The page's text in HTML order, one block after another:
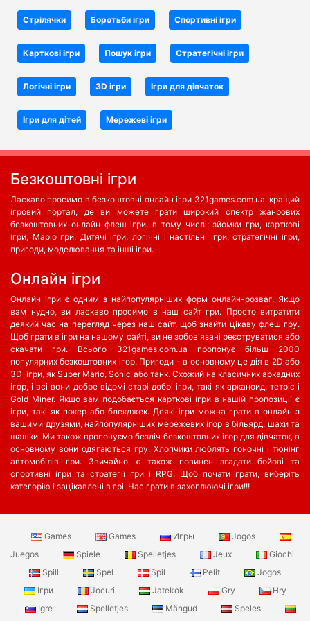
Стрілячки Боротьби iгри Спортивні ігри
Карткові ігри Пошук ігри Стратегічні ігри
Логічні ігри 3D ігри Ігри для дівчаток
Ігри для дітей Мережеві ігри
Безкоштовні ігри
Ласкаво просимо в безкоштовні онлайн ігри 321games.com.ua, кращий
ігровий портал, де ви можете грати широкий спектр жанрових
безкоштовних онлайн флеш ігри, в тому числі: зйомки гри, карткові
ігри, Маріо гри, Дитячі ігри, логічні і настільні ігри, стратегічні ігри,
пригоди, моделювання та інші ігри.
Oнлайн ігри
Онлайн ігри є одним з найпопулярніших форм онлайн-розваг. Якщо
вам нудно, ви ласкаво просимо в наш сайт гри. Просто витратити
деякий час на перегляд через наш сайт, щоб знайти цікаву флеш гру.
Щоб грати в ігри на нашому сайті, ви не зобов'язані реєструватися або
скачати гри. Всього 321games.com.ua пропонує більш 2000
популярних безкоштовних ігор. Пригоди - в основному це дія в 2D або
3D-ігри, як Super Mario, Sonic або танк. Схожий на класичних аркадних
ігор, і всі вони добре відомі старі добрі ігри, такі як арканоид, тетріс і
Gold Miner. Якщо вам подобається карткові ігри в нашій пропозиції є
ігри, такі як покер або блекджек. Деякі ігри можна грати в онлайн з
вашими друзями, найпопулярніших мережевих ігор в більярд, шахи та
шашки. Ми також пропонуємо безліч безкоштовних ігор для дівчаток, в
основному вони одягаються гру. Хлопчики люблять гоночні і тюнінг
автомобілів гри. Звичайно, є також повинен згадати бойові та
спортивні ігри та стратегії гри і RPG. Щоб почати грати, виберіть
категорію і зацікавлені в грі. Час грати в захоплюючі ігри!!!
Games Games Игры
Jogos
Juegos
Spiele Spelletjes Jeux
Giochi
Spill
Spel Spil Pelit
Jogos
Ігри
Jocuri Jatekok Gry
Hry
Igre
Spelletjes Mängud Speles